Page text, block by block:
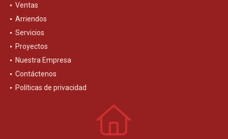
Ventas
Arriendos
Servicios
Proyectos
Nuestra Empresa
Contáctenos
Políticas de privacidad